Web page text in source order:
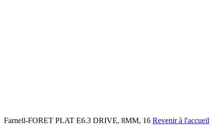
Farnell-FORET PLAT E6.3 DRIVE, 8MM, 16 Revenir à l'accueil